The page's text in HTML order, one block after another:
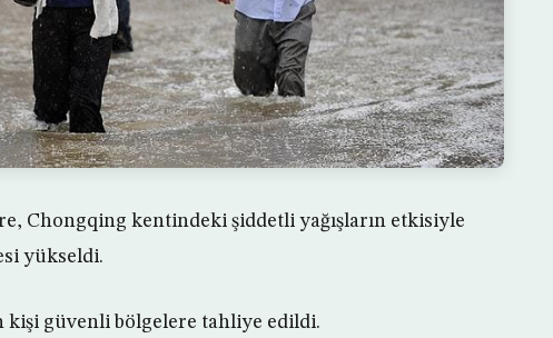
Chongqing kentindeki şiddetli yağışların etkisiyle
yükseldi.
kişi güvenli bölgelere tahliye edildi.